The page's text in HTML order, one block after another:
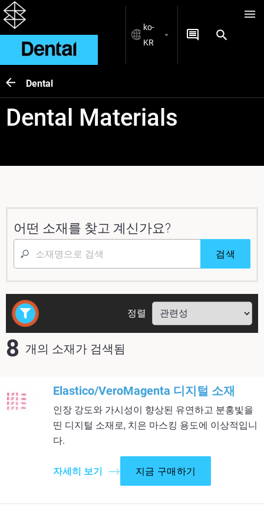
ko-
KR
Dental
Dental Materials
어떤 소재를 찾고 계신가요?
검색
8 개의 소재가 검색됨
정렬
Elastico/VeroMagenta 디지털 소재​
인장 강도와 가시성이 향상된 유연하고 분홍빛을
띤 디지털 소재로, 치은 마스킹 용도에 이상적입니
다.​
자세히 보기 지금 구매하기